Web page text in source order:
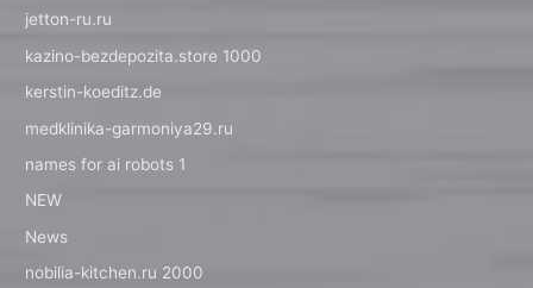
jetton-ru.ru
kazino-bezdepozita.store 1000
kerstin-koeditz.de
medklinika-garmoniya29.ru
names for ai robots 1
NEW
News
nobilia-kitchen.ru 2000